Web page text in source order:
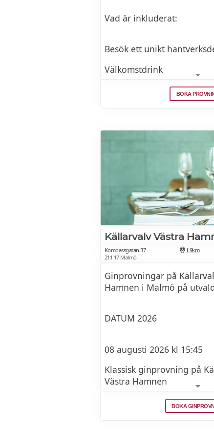
Vad är inkluderat:
Besök ett unikt
Välkomstdrink
Rundvandring & visning
BOKA
Källarvalv Västra
Kompassgatan 37
211 17 Malmö
1.9km
Ginprovningar på
Hamnen i Malmö på
DATUM 2026
08 augusti 2026 kl 15:45
Klassisk ginprovning på
Västra Hamnen
22 augusti 2026 kl 13:00
BOKA